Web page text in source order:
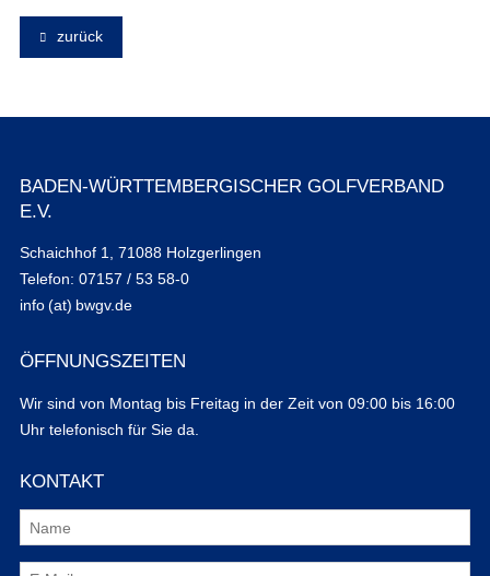
zurück
BADEN-WÜRTTEMBERGISCHER GOLFVERBAND
E.V.
Schaichhof 1, 71088 Holzgerlingen
Telefon: 07157 / 53 58-0
info (at) bwgv.de
ÖFFNUNGSZEITEN
Wir sind von Montag bis Freitag in der Zeit von 09:00 bis 16:00
Uhr telefonisch für Sie da.
KONTAKT